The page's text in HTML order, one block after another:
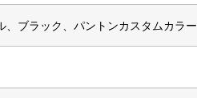
、ブラック、パントンカスタムカラー